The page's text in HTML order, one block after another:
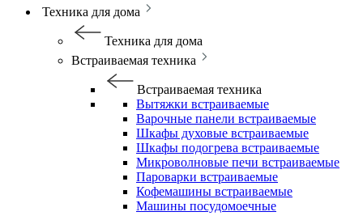
Техника для дома
Техника для дома
Встраиваемая техника
Встраиваемая техника
Вытяжки встраиваемые
Варочные панели встраиваемые
Шкафы духовые встраиваемые
Шкафы подогрева встраиваемые
Микроволновые печи встраиваемые
Пароварки встраиваемые
Кофемашины встраиваемые
Машины посудомоечные